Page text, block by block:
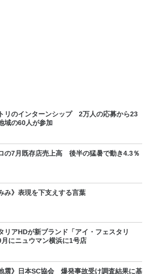
リのインターンシップ 2万人の応募から23
域の60人が参加
の7月既存店売上高 後半の猛暑で動き4.3％
み》表現を下支えする言葉
リアHDが新ブランド「アイ・フェスタリ
にニュウマン横浜に1号店
震》日本SC協会 爆発事故受け調査結果に基